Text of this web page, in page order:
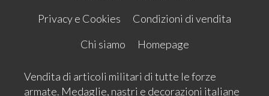
Privacy e Cookies
Condizioni di vendita
Chi siamo
Homepage
Vendita di articoli militari di tutte le forze
armate. Medaglie, nastri e decorazioni italiane